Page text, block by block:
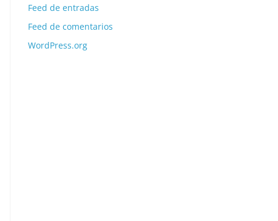
Feed de entradas
Feed de comentarios
WordPress.org